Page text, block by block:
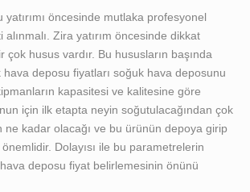
öncesinde mutlaka profesyonel
alınmalı. Zira yatırım öncesinde dikkat
husus vardır. Bu hususların başında
hava deposu fiyatları soğuk hava deposunu
kapasitesi ve kalitesine göre
için ilk etapta neyin soğutulacağından çok
ne kadar olacağı ve bu ürünün depoya girip
Dolayısı ile bu parametrelerin
deposu fiyat belirlemesinin önünü